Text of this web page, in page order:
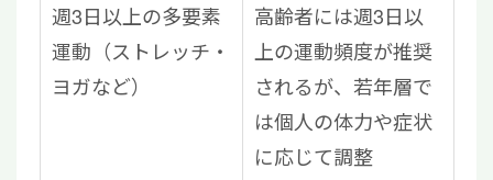
週3日以上の多要素
運動（ストレッチ・
ヨガなど）
高齢者には週3日以
上の運動頻度が推奨
されるが、若年層で
は個人の体力や症状
に応じて調整